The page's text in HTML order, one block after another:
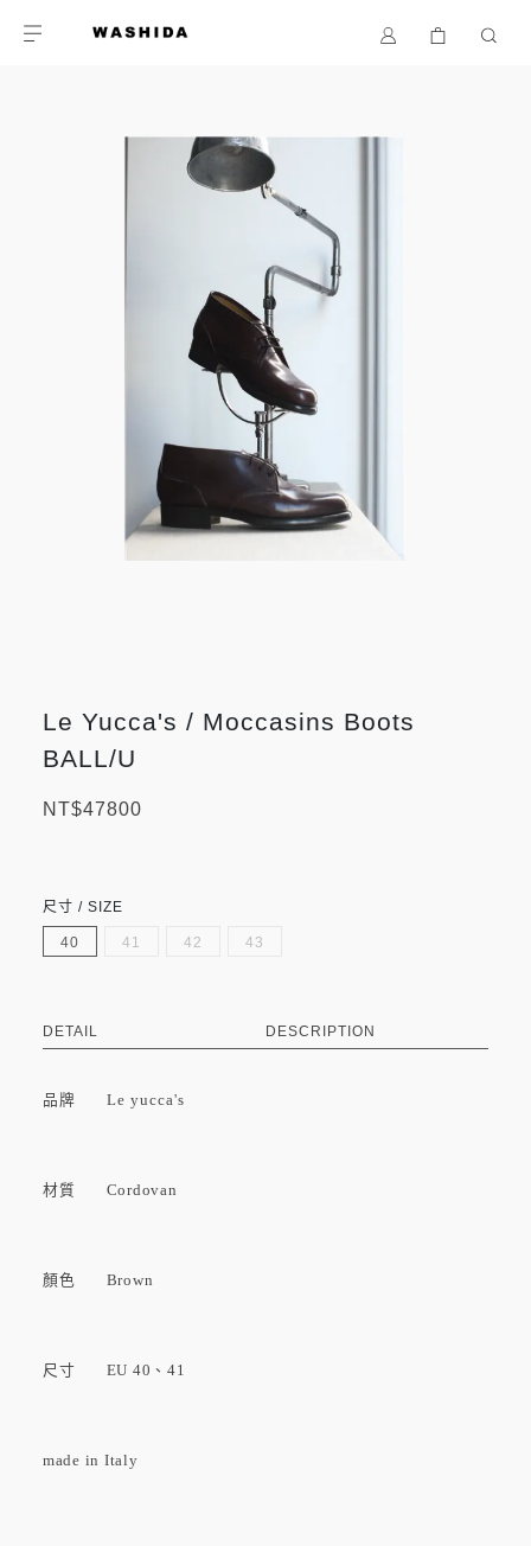
Le Yucca's / Moccasins Boots
BALL/U
NT$47800
尺寸 / SIZE
40 41 42 43
DETAIL DESCRIPTION
品牌 Le yucca's
材質 Cordovan
顏色 Brown
尺寸 EU 40、41
made in Italy